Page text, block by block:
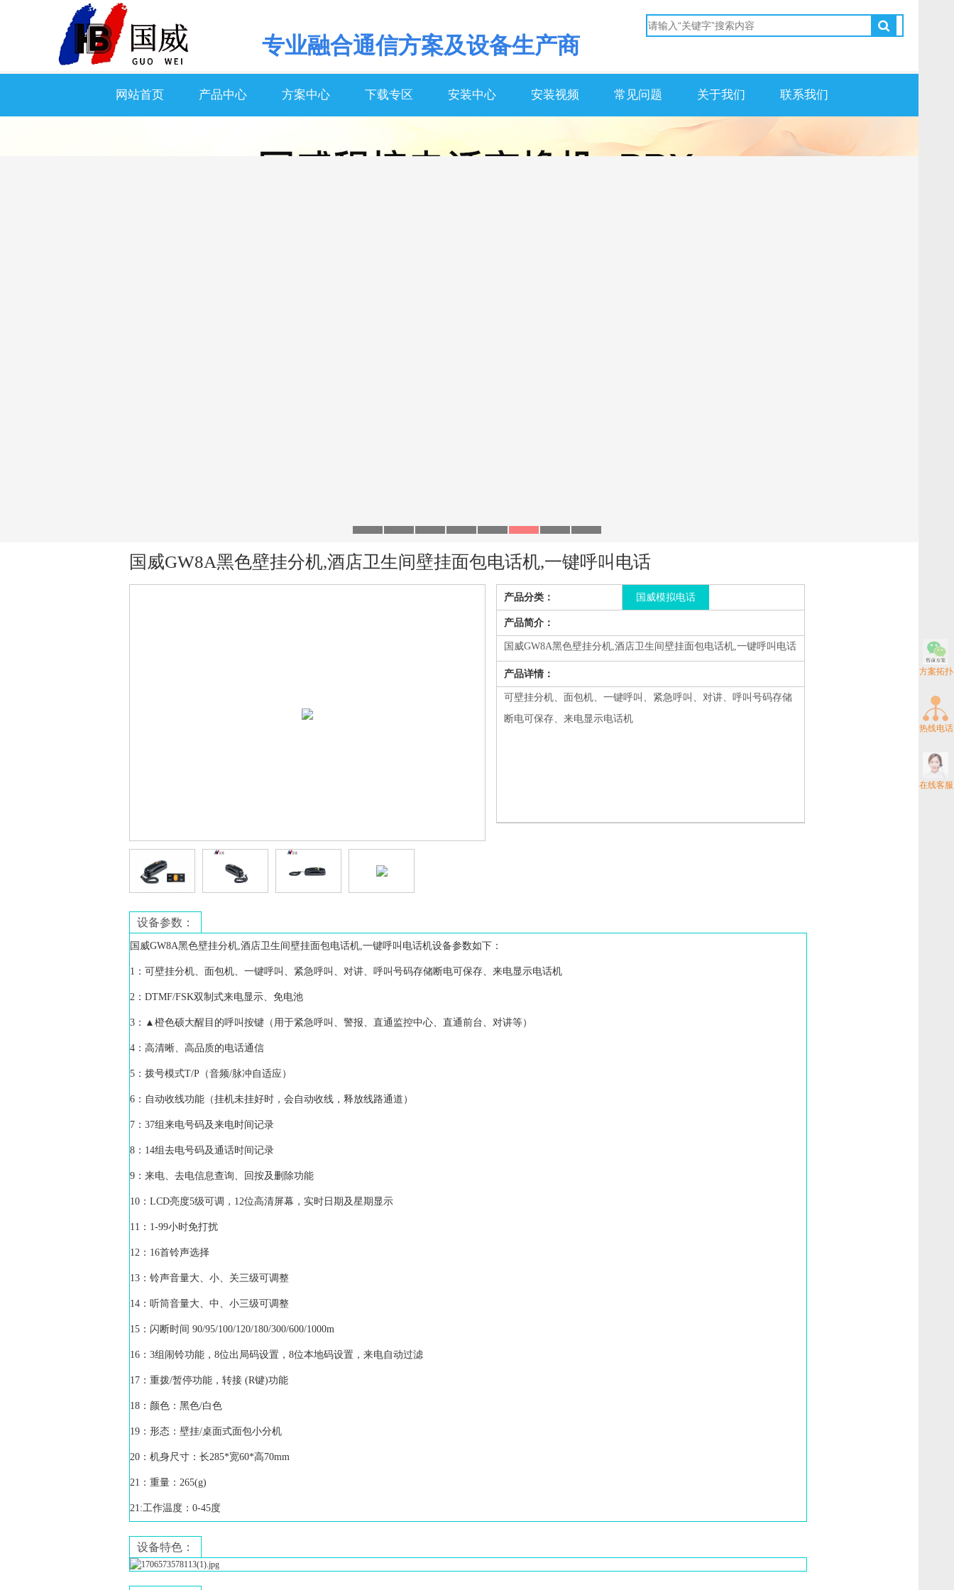
方案拓扑
热线电话
在线客服
专业融合通信方案及设备生产商
网站首页 产品中心 方案中心 下载专区 安装中心 安装视频 常见问题 关于我们 联系我们
国威GW8A黑色壁挂分机,酒店卫生间壁挂面包电话机,一键呼叫电话
机
设备参数：
国威GW8A黑色壁挂分机,酒店卫生间壁挂面包电话机,一键呼叫电话机设备参数如下：
1：可壁挂分机、面包机、一键呼叫、紧急呼叫、对讲、呼叫号码存储断电可保存、来电显示电话机
2：DTMF/FSK双制式来电显示、免电池
3：▲橙色硕大醒目的呼叫按键（用于紧急呼叫、警报、直通监控中心、直通前台、对讲等）
4：高清晰、高品质的电话通信
5：拨号模式T/P（音频/脉冲自适应）
6：自动收线功能（挂机未挂好时，会自动收线，释放线路通道）
7：37组来电号码及来电时间记录
8：14组去电号码及通话时间记录
9：来电、去电信息查询、回按及删除功能
10：LCD亮度5级可调，12位高清屏幕，实时日期及星期显示
11：1-99小时免打扰
12：16首铃声选择
13：铃声音量大、小、关三级可调整
14：听筒音量大、中、小三级可调整
15：闪断时间 90/95/100/120/180/300/600/1000m
16：3组闹铃功能，8位出局码设置，8位本地码设置，来电自动过滤
17：重拨/暂停功能，转接 (R键)功能
18：颜色：黑色/白色
19：形态：壁挂/桌面式面包小分机
20：机身尺寸：长285*宽60*高70mm
21：重量：265(g)
21:工作温度：0-45度
设备特色：
产品分类： 国威模拟电话
产品简介：
国威GW8A黑色壁挂分机,酒店卫生间壁挂面包电话机,一键呼叫电话
机
产品详情：
可壁挂分机、面包机、一键呼叫、紧急呼叫、对讲、呼叫号码存储
断电可保存、来电显示电话机